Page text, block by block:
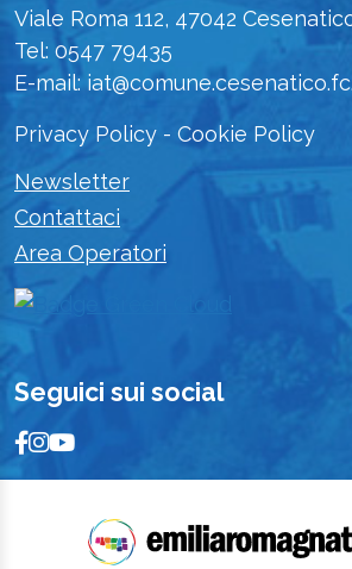
Viale Roma 112, 47042
Tel: 0547 79435
E-mail:
Privacy Policy - Cookie Policy
Newsletter
Contattaci
Area Operatori
Seguici sui social